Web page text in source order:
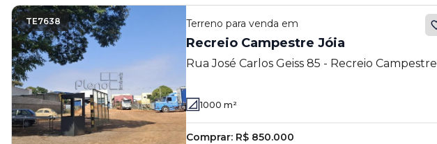
TE7638 Terreno para venda em
Recreio Campestre Jóia
Rua José Carlos Geiss 85 - Recreio Campestre
1000 m²
Comprar: R$ 850.000